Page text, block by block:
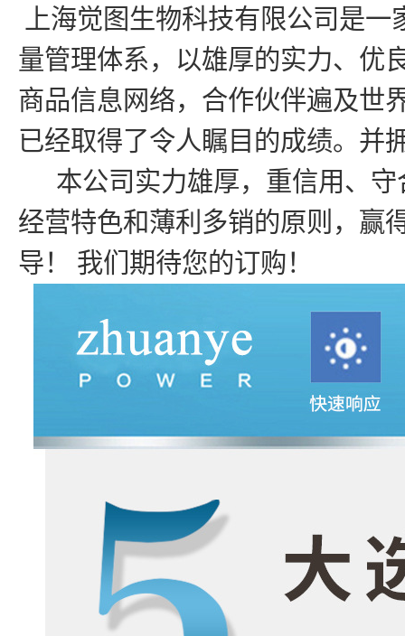
上海觉图生物科技有限公司是
量管理体系，以雄厚的实力、优
商品信息网络，合作伙伴遍及世
已经取得了令人瞩目的成绩。并
本公司实力雄厚，重信用、守
经营特色和薄利多销的原则，赢
导！ 我们期待您的订购！